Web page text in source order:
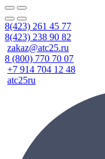
8(423) 261 45 77
8(423) 238 90 82
zakaz@atc25.ru
8 (800) 770 70 07
+7 914 704 12 48
atc25ru